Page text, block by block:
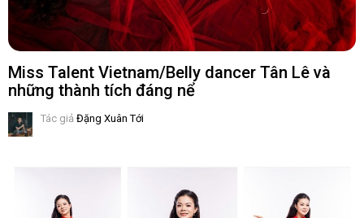
Miss Talent Vietnam/Belly dancer Tân Lê và
những thành tích đáng nể
Tác giả Đặng Xuân Tới